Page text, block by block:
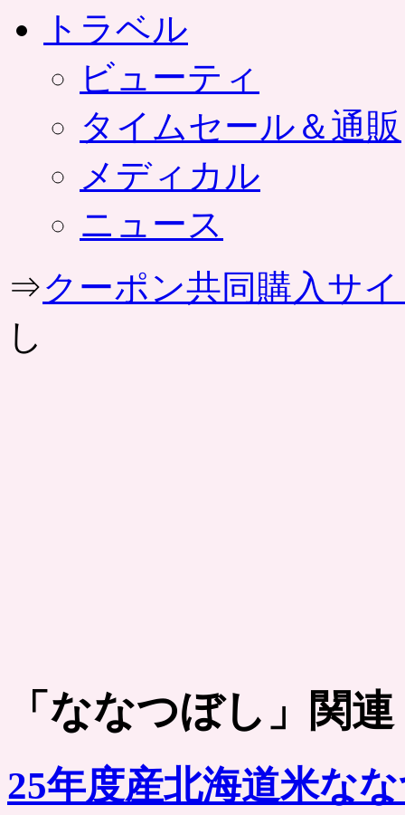
トラベル
ビューティ
タイムセール＆通販
メディカル
ニュース
⇒クーポン共同購入サ
し
「 ななつぼし 」関連
25年度産北海道米な